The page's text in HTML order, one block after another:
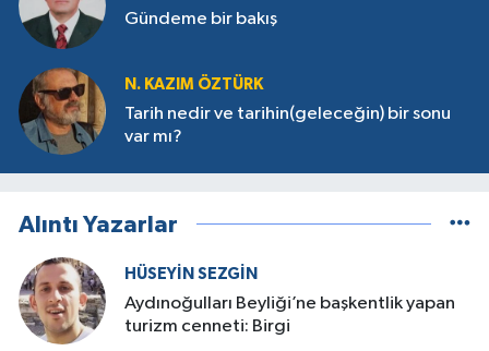
Gündeme bir bakış
N. KAZIM ÖZTÜRK
Tarih nedir ve tarihin(geleceğin) bir sonu
var mı?
Alıntı Yazarlar
HÜSEYIN SEZGIN
Aydınoğulları Beyliği’ne başkentlik yapan
turizm cenneti: Birgi